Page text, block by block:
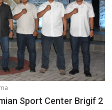
Sport Center Brigif 2